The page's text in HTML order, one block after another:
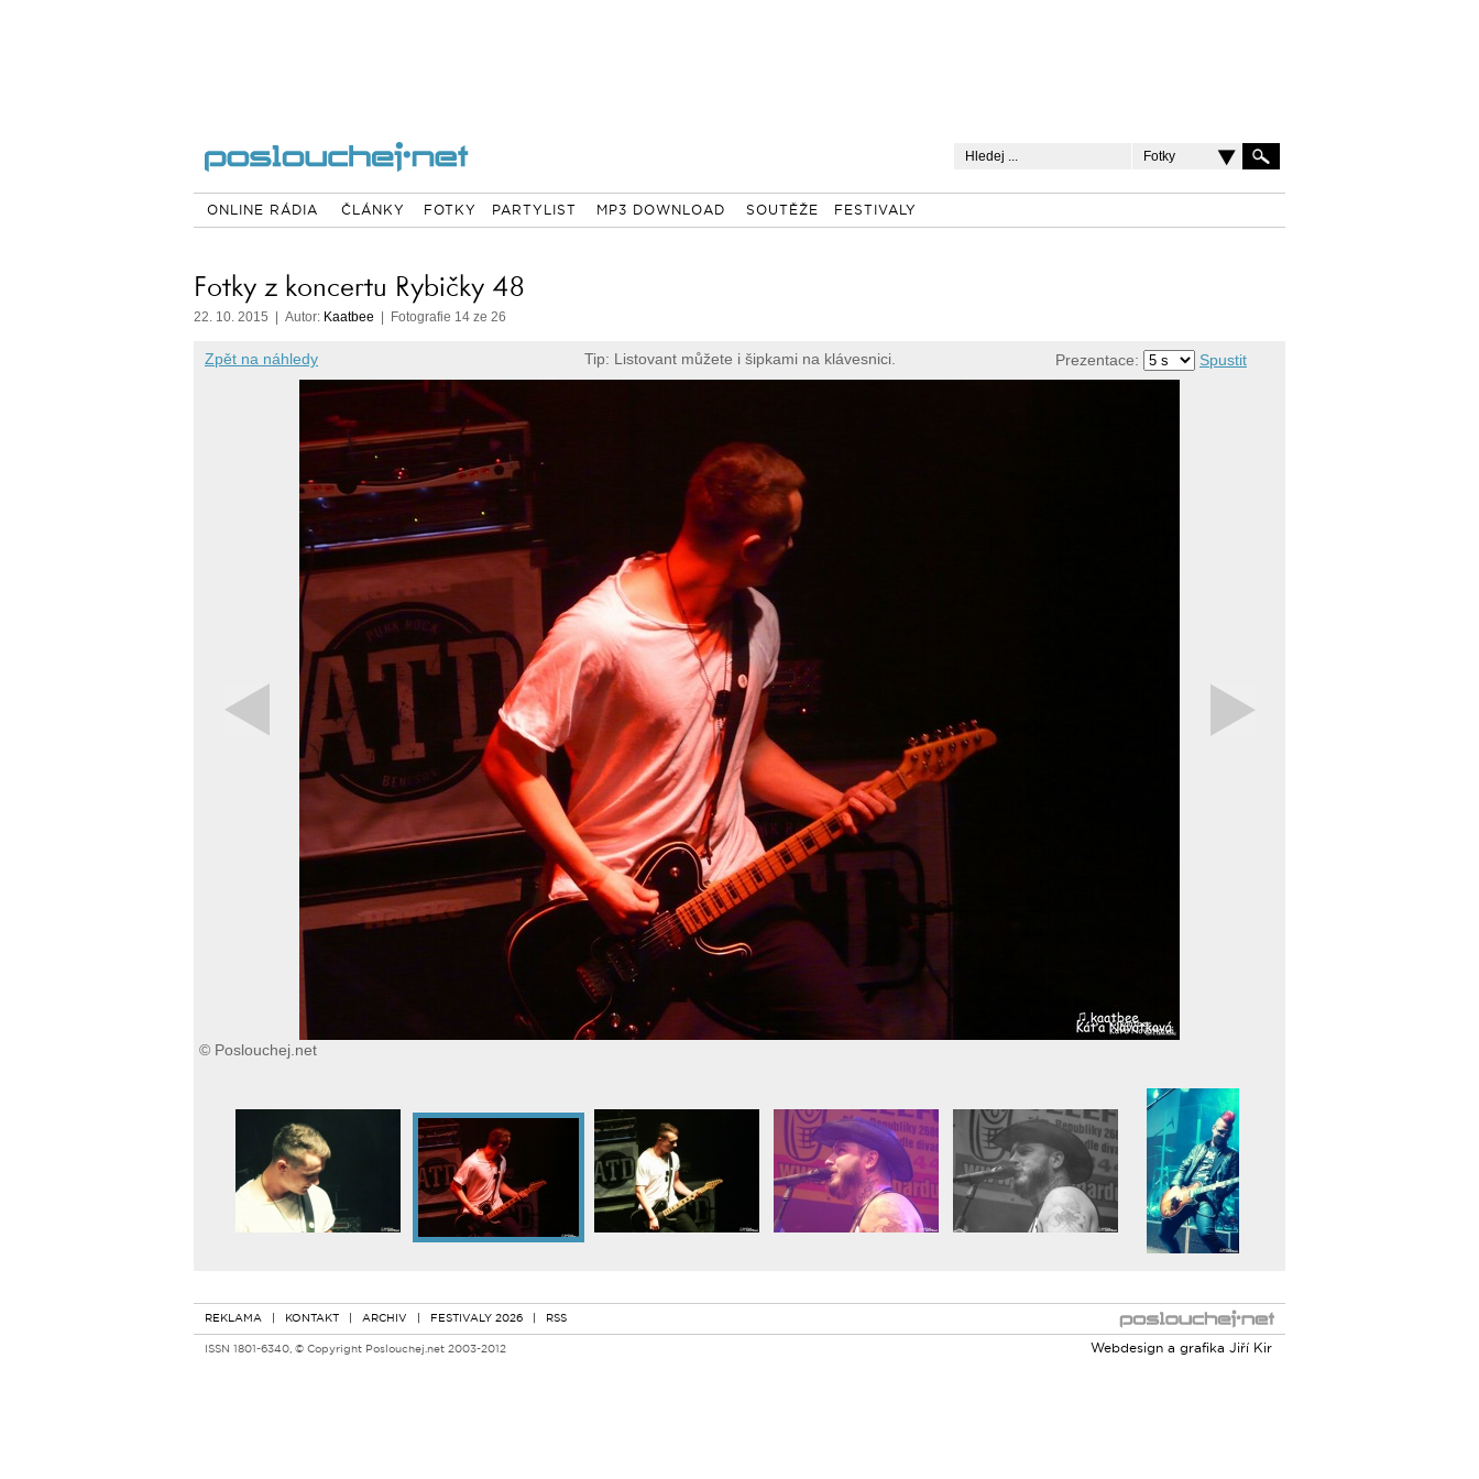
Fotky
ONLINE RÁDIA ČLÁNKY FOTKY PARTYLIST MP3 DOWNLOAD SOUTĚŽE FESTIVALY
Fotky z koncertu Rybičky 48
22. 10. 2015 | Autor: Kaatbee | Fotografie 14 ze 26
Zpět na náhledy Tip: Listovant můžete i šipkami na klávesnici. Prezentace: Spustit
© Poslouchej.net
REKLAMA | KONTAKT | ARCHIV | FESTIVALY 2026 | RSS
ISSN 1801-6340, © Copyright Poslouchej.net 2003-2012
Webdesign a grafika Jiří Kir